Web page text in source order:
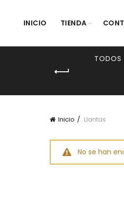
INICIO TIENDA
TODOS
Inicio Llantas
No se han